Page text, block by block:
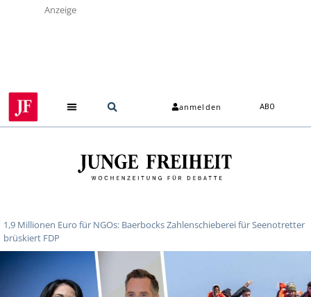
Anzeige
anmelden ABO
1,9 Millionen Euro für NGOs: Baerbocks Zahlenschieberei für Seenotretter
brüskiert FDP